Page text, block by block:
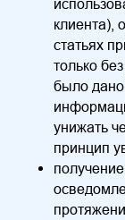
клиента),
статьях
только
было дано
унижать
принцип